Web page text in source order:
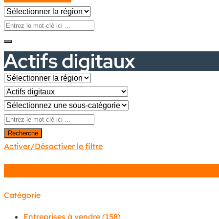
Actifs digitaux
Recherche
Activer/Désactiver le filtre
Catégorie
Entreprises à vendre (158)